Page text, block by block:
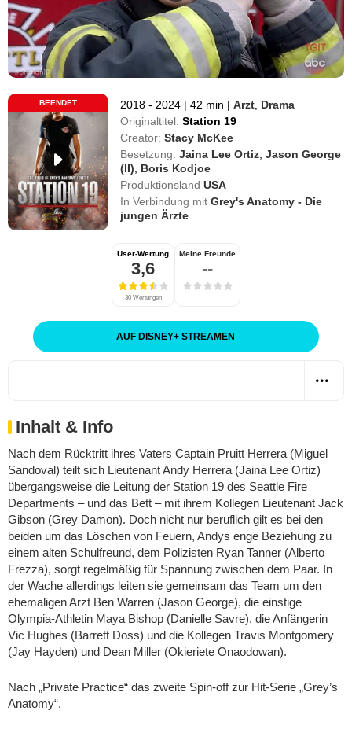
BEENDET 2018 - 2024 | 42 min | Arzt Drama
Originaltitel: Station 19
Creator: Stacy McKee
Besetzung: Jaina Lee Ortiz ,Jason George
(II)
Boris Kodjoe
Produktionsland USA
In Verbindung mit Grey's Anatomy - Die
jungen Ärzte
User-Wertung
3,6
30 Wertungen
Meine Freunde
--
AUF DISNEY+ STREAMEN
Inhalt & Info
Nach dem Rücktritt ihres Vaters Captain Pruitt Herrera (Miguel
Sandoval) teilt sich Lieutenant Andy Herrera (Jaina Lee Ortiz)
übergangsweise die Leitung der Station 19 des Seattle Fire
Departments – und das Bett – mit ihrem Kollegen Lieutenant Jack
Gibson (Grey Damon). Doch nicht nur beruflich gilt es bei den
beiden um das Löschen von Feuern, Andys enge Beziehung zu
einem alten Schulfreund, dem Polizisten Ryan Tanner (Alberto
Frezza), sorgt regelmäßig für Spannung zwischen dem Paar. In
der Wache allerdings leiten sie gemeinsam das Team um den
ehemaligen Arzt Ben Warren (Jason George), die einstige
Olympia-Athletin Maya Bishop (Danielle Savre), die Anfängerin
Vic Hughes (Barrett Doss) und die Kollegen Travis Montgomery
(Jay Hayden) und Dean Miller (Okieriete Onaodowan).
Nach „Private Practice“ das zweite Spin-off zur Hit-Serie „Grey’s
Anatomy“.